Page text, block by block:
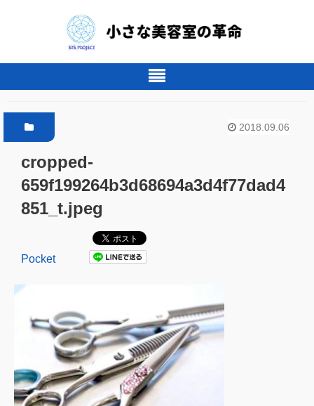
2018.09.06
cropped-
659f199264b3d68694a3d4f77dad4
851_t.jpeg
Pocket